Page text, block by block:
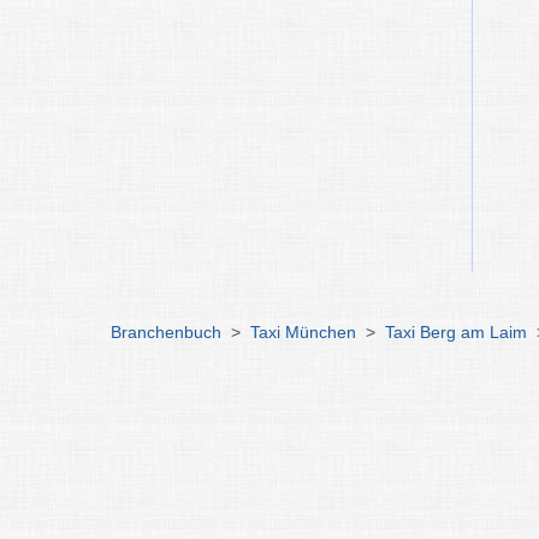
Branchenbuch > Taxi München > Taxi Berg am Laim